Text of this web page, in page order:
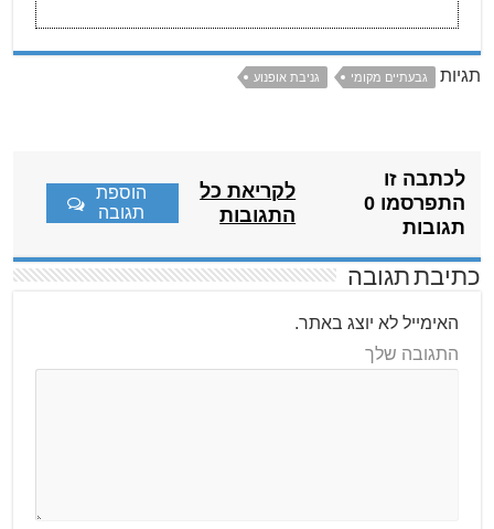
תגיות גבעתיים מקומי גניבת אופנוע
לכתבה זו
התפרסמו 0
תגובות
לקריאת כל
התגובות
הוספת
תגובה
כתיבת תגובה
האימייל לא יוצג באתר.
התגובה שלך